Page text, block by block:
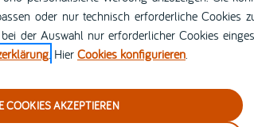
oder nur technisch erforderliche Cookies
der Auswahl nur erforderlicher Cookies
. Hier Cookies konfigurieren
COOKIES AKZEPTIEREN